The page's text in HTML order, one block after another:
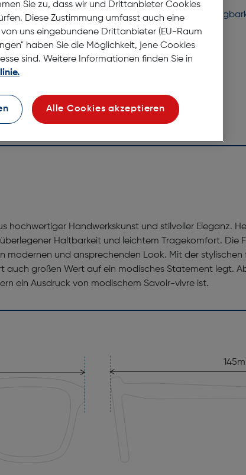
Selbstabholung in
hochwertiger Handwerkskunst und stilvoller Eleganz.
Haltbarkeit und leichtem Tragekomfort. Die
modernen und ansprechenden Look. Mit der
großen Wert auf ein modisches Statement legt.
ein Ausdruck von modischem Savoir-vivre ist.
Sie zu, dass wir und Drittanbieter Cookies
Diese Zustimmung umfasst auch eine
uns eingebundene Drittanbieter (EU-Raum
haben Sie die Möglichkeit, jene Cookies
sind. Weitere Informationen finden Sie in
Alle Cookies akzeptieren